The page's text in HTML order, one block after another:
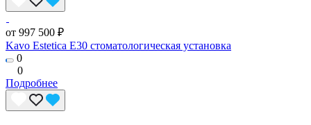
от 997 500 ₽
Kavo Estetica E30 стоматологическая установка
0
0
Подробнее